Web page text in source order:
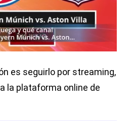
es seguirlo por streaming,
la plataforma online de